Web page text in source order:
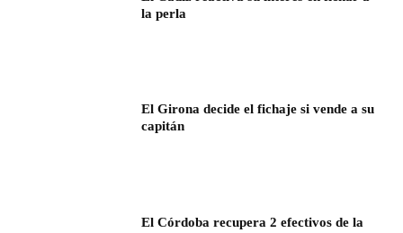
la perla
El Girona decide el fichaje si vende a su
capitán
El Córdoba recupera 2 efectivos de la